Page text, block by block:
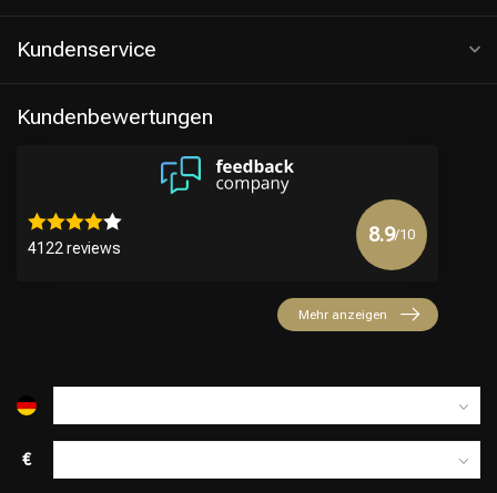
Kundenservice
Kundenbewertungen
4122 reviews
8.9/10
Mehr anzeigen
€